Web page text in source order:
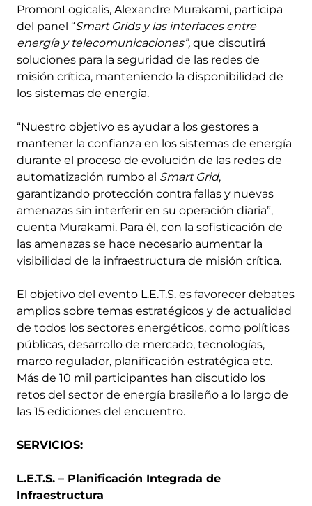
PromonLogicalis, Alexandre Murakami, participa
del panel “Smart Grids y las interfaces entre
energía y telecomunicaciones”, que discutirá
soluciones para la seguridad de las redes de
misión crítica, manteniendo la disponibilidad de
los sistemas de energía.
“Nuestro objetivo es ayudar a los gestores a
mantener la confianza en los sistemas de energía
durante el proceso de evolución de las redes de
automatización rumbo al Smart Grid,
garantizando protección contra fallas y nuevas
amenazas sin interferir en su operación diaria”,
cuenta Murakami. Para él, con la sofisticación de
las amenazas se hace necesario aumentar la
visibilidad de la infraestructura de misión crítica.
El objetivo del evento L.E.T.S. es favorecer debates
amplios sobre temas estratégicos y de actualidad
de todos los sectores energéticos, como políticas
públicas, desarrollo de mercado, tecnologías,
marco regulador, planificación estratégica etc.
Más de 10 mil participantes han discutido los
retos del sector de energía brasileño a lo largo de
las 15 ediciones del encuentro.
SERVICIOS:
L.E.T.S. – Planificación Integrada de
Infraestructura